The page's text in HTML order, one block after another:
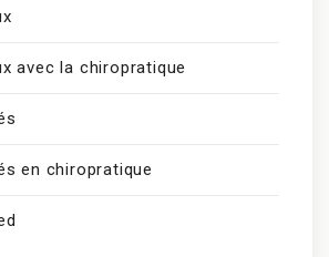
avec la chiropratique
en chiropratique